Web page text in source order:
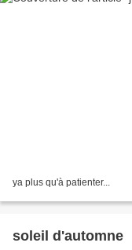
ya plus qu'à patienter...
soleil d'automne